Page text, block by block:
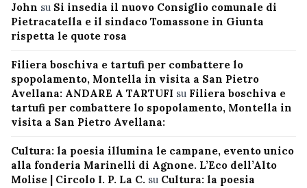
John su Si insedia il nuovo Consiglio comunale di
Pietracatella e il sindaco Tomassone in Giunta
rispetta le quote rosa
Filiera boschiva e tartufi per combattere lo
spopolamento, Montella in visita a San Pietro
Avellana: ANDARE A TARTUFI su Filiera boschiva e
tartufi per combattere lo spopolamento, Montella in
visita a San Pietro Avellana:
Cultura: la poesia illumina le campane, evento unico
alla fonderia Marinelli di Agnone. L’Eco dell’Alto
Molise | Circolo I. P. La C. su Cultura: la poesia